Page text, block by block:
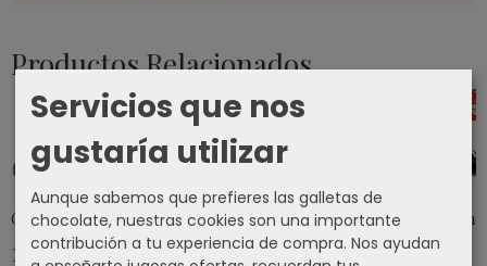
Productos Relacionados
Calzado Flamenco Modelo EX037
140,50 €
Calzado Flamenco Modelo EX040
140,50 €
Calzado Flamenco Modelo
140,50 €
Calzado
140,50 €
Servicios que nos
gustaría utilizar
Aunque sabemos que prefieres las galletas de
chocolate, nuestras cookies son una importante
contribución a tu experiencia de compra. Nos ayudan